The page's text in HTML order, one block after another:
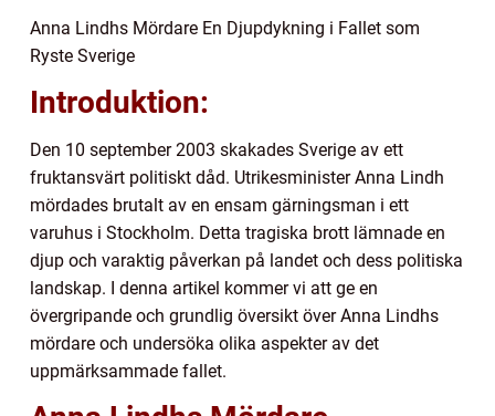
Anna Lindhs Mördare En Djupdykning i Fallet som
Ryste Sverige
Introduktion:
Den 10 september 2003 skakades Sverige av ett
fruktansvärt politiskt dåd. Utrikesminister Anna Lindh
mördades brutalt av en ensam gärningsman i ett
varuhus i Stockholm. Detta tragiska brott lämnade en
djup och varaktig påverkan på landet och dess politiska
landskap. I denna artikel kommer vi att ge en
övergripande och grundlig översikt över Anna Lindhs
mördare och undersöka olika aspekter av det
uppmärksammade fallet.